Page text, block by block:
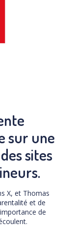
la Jeunesse
d’argent en
sur une
sites
X, et Thomas
et de
de